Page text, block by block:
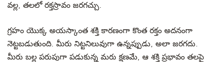
వల్ల, తలలో రక్తస్రావం జరగచ్చు.
గ్రహం యొక్క అయస్కాంత శక్తి కారణంగా కొంత రక్తం అదనంగా
నెట్టబడుతుంది. మీరు నిట్టనిలువుగా ఉన్నప్పుడు, అలా జరగదు.
మీరు బల్ల పరుపుగా పడుకున్న మరు క్షణమే, ఆ శక్తి ప్రభావం తలపై